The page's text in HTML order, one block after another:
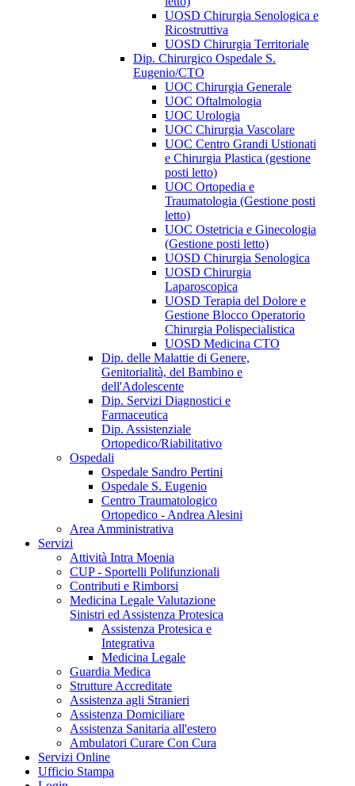
UOSD Chirurgia Senologica e
Ricostruttiva
UOSD Chirurgia Territoriale
Dip. Chirurgico Ospedale S.
Eugenio/CTO
UOC Chirurgia Generale
UOC Oftalmologia
UOC Urologia
UOC Chirurgia Vascolare
UOC Centro Grandi Ustionati
e Chirurgia Plastica (gestione
posti letto)
UOC Ortopedia e
Traumatologia (Gestione posti
letto)
UOC Ostetricia e Ginecologia
(Gestione posti letto)
UOSD Chirurgia Senologica
UOSD Chirurgia
Laparoscopica
UOSD Terapia del Dolore e
Gestione Blocco Operatorio
Chirurgia Polispecialistica
UOSD Medicina CTO
Dip. delle Malattie di Genere,
Genitorialità, del Bambino e
dell'Adolescente
Dip. Servizi Diagnostici e
Farmaceutica
Dip. Assistenziale
Ortopedico/Riabilitativo
Ospedali
Ospedale Sandro Pertini
Ospedale S. Eugenio
Centro Traumatologico
Ortopedico - Andrea Alesini
Area Amministrativa
Servizi
Attività Intra Moenia
CUP - Sportelli Polifunzionali
Contributi e Rimborsi
Medicina Legale Valutazione
Sinistri ed Assistenza Protesica
Assistenza Protesica e
Integrativa
Medicina Legale
Guardia Medica
Strutture Accreditate
Assistenza agli Stranieri
Assistenza Domiciliare
Assistenza Sanitaria all'estero
Ambulatori Curare Con Cura
Servizi Online
Ufficio Stampa